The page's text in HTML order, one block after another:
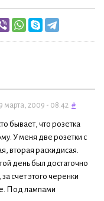
марта, 2009 - 08:42 #
бывает, что розетка
У меня две розетки с
вторая раскидисая.
день был достаточно
счет этого черенки
Под лампами